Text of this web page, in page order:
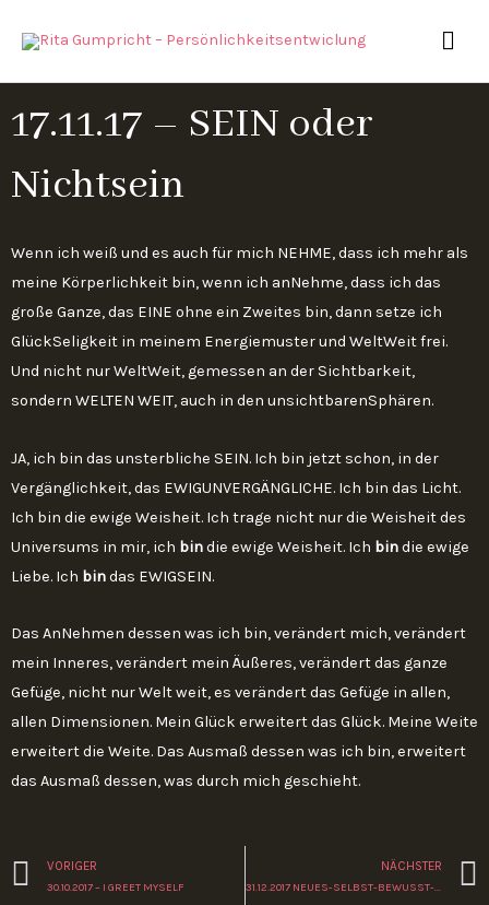
Inhalt
17.11.17 – SEIN oder
Nichtsein
Wenn ich weiß und es auch für mich NEHME, dass ich mehr als
meine Körperlichkeit bin, wenn ich anNehme, dass ich das
große Ganze, das EINE ohne ein Zweites bin, dann setze ich
GlückSeligkeit in meinem Energiemuster und WeltWeit frei.
Und nicht nur WeltWeit, gemessen an der Sichtbarkeit,
sondern WELTEN WEIT, auch in den unsichtbarenSphären.
JA, ich bin das unsterbliche SEIN. Ich bin jetzt schon, in der
Vergänglichkeit, das EWIGUNVERGÄNGLICHE. Ich bin das Licht.
Ich bin die ewige Weisheit. Ich trage nicht nur die Weisheit des
Universums in mir, ich bindie ewige Weisheit. Ich bindie ewige
Liebe. Ich bindas EWIGSEIN.
Das AnNehmen dessen was ich bin, verändert mich, verändert
mein Inneres, verändert mein Äußeres, verändert das ganze
Gefüge, nicht nur Welt weit, es verändert das Gefüge in allen,
allen Dimensionen. Mein Glück erweitert das Glück. Meine Weite
erweitert die Weite. Das Ausmaß dessen was ich bin, erweitert
das Ausmaß dessen, was durch mich geschieht.
Zurück
VORIGER
30.10.2017 – I GREET MYSELF
NÄCHSTER
31.12.2017 NEUES-SELBST-BEWUSST-SEIN = 200% LEBEN